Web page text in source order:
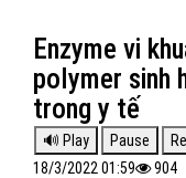
Enzyme vi
polymer sinh
trong y tế
18/3/2022 01:59
904